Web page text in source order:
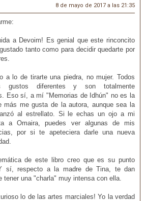
8 de mayo de 2017 a las 21:35
a Devoim! Es genial que este rinconcito
tanto como para decidir quedarte por
a lo de tirarte una piedra, no mujer. Todos
gustos diferentes y son totalmente
Eso sí, a mí "Memorias de Idhún" no es la
más me gusta de la autora, aunque sea la
al estrellato. Si le echas un ojo a mi
a Omaira, puedes ver algunas de mis
por si te apeteciera darle una nueva
de este libro creo que es su punto
sí, respecto a la madre de Tina, te dan
tener una "charla" muy intensa con ella.
lo de las artes marciales! Yo la verdad